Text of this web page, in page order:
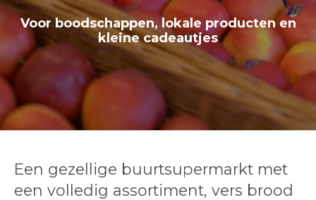
Voor boodschappen, lokale producten en
kleine cadeautjes
Een gezellige buurtsupermarkt met
een volledig assortiment, vers brood